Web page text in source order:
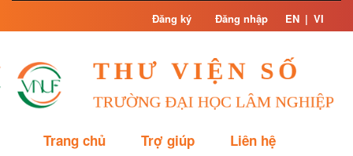
Skip
Đăng ký Đăng nhập EN | VI
Trang chủ Trợ giúp Liên hệ